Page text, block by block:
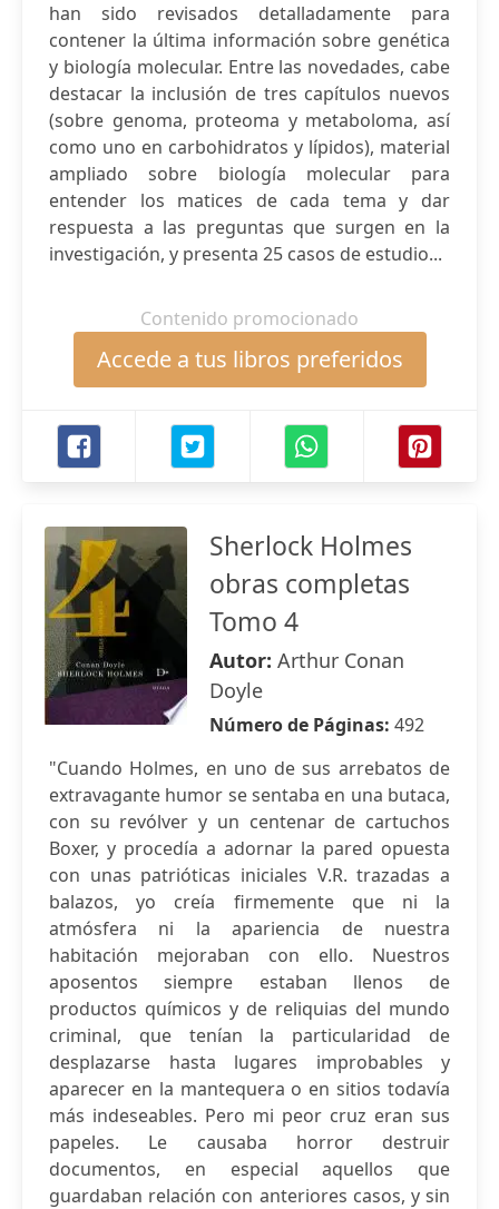
han sido revisados detalladamente para
contener la última información sobre genética
y biología molecular. Entre las novedades, cabe
destacar la inclusión de tres capítulos nuevos
(sobre genoma, proteoma y metaboloma, así
como uno en carbohidratos y lípidos), material
ampliado sobre biología molecular para
entender los matices de cada tema y dar
respuesta a las preguntas que surgen en la
investigación, y presenta 25 casos de estudio...
Contenido promocionado
Accede a tus libros preferidos
Sherlock Holmes
obras completas
Tomo 4
Autor: Arthur Conan
Doyle
Número de Páginas: 492
"Cuando Holmes, en uno de sus arrebatos de
extravagante humor se sentaba en una butaca,
con su revólver y un centenar de cartuchos
Boxer, y procedía a adornar la pared opuesta
con unas patrióticas iniciales V.R. trazadas a
balazos, yo creía firmemente que ni la
atmósfera ni la apariencia de nuestra
habitación mejoraban con ello. Nuestros
aposentos siempre estaban llenos de
productos químicos y de reliquias del mundo
criminal, que tenían la particularidad de
desplazarse hasta lugares improbables y
aparecer en la mantequera o en sitios todavía
más indeseables. Pero mi peor cruz eran sus
papeles. Le causaba horror destruir
documentos, en especial aquellos que
guardaban relación con anteriores casos, y sin